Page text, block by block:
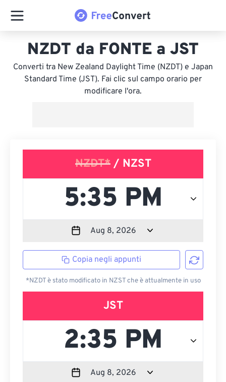
NZDT da FONTE a JST
Converti tra New Zealand Daylight Time (NZDT) e Japan
Standard Time (JST). Fai clic sul campo orario per
modificare l'ora.
NZDT*/ NZST
Copia negli appunti
*NZDT è stato modificato in NZST che è attualmente in uso
JST